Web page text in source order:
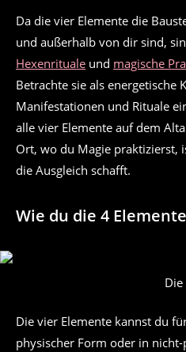
Da die vier Elemente die
und außerhalb von dir sind,
Hexenrituale und magische
Betrachte sie als energetische
Manifestationen und Rituale
alle vier Elemente auf dem
Ort, wo du Magie praktizierst,
die Ausgleich schafft.
Wie du die 4
Die vier Elemente kannst du
physischer Form oder in